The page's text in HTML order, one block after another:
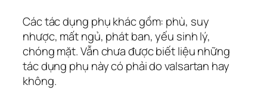
Các tác dụng phụ khác gồm: phù, suy
nhược, mất ngủ, phát ban, yếu sinh lý,
chóng mặt. Vẫn chưa được biết liệu những
tác dụng phụ này có phải do valsartan hay
không.